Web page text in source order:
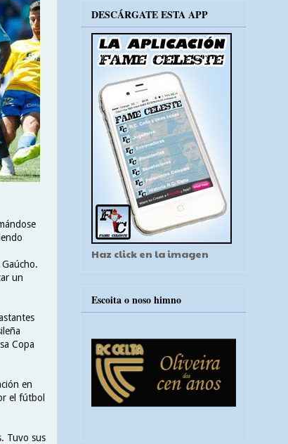
un
Copa
en
el fútbol
Tuvo sus
DESCÁRGATE ESTA APP
Haz click en la imagen
Escoita o noso himno